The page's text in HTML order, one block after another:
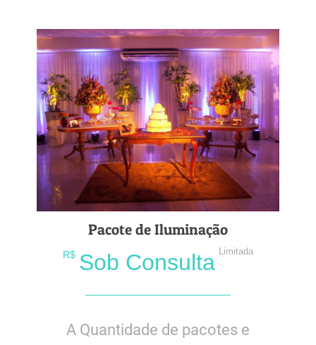
Pacote de Iluminação
R$ Sob Consulta Limitada
A Quantidade de pacotes e